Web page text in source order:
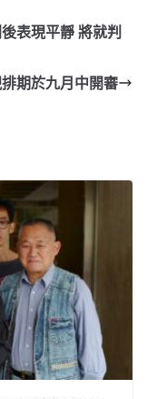
表現平靜 將就判
期於九月中開審